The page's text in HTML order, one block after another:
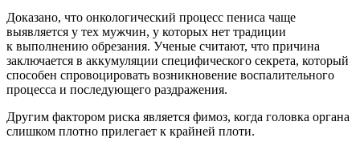
Доказано, что онкологический процесс пениса чаще
выявляется у тех мужчин, у которых нет традиции
к выполнению обрезания. Ученые считают, что причина
заключается в аккумуляции специфического секрета, который
способен спровоцировать возникновение воспалительного
процесса и последующего раздражения.
Другим фактором риска является фимоз, когда головка органа
слишком плотно прилегает к крайней плоти.